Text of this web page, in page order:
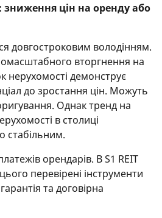
зниження цін на оренду або
довгостроковим володінням.
вторгнення на
нерухомості демонструє
до зростання цін. Можуть
Однак тренд на
в столиці
стабільним.
орендарів. В S1 REIT
перевірені інструменти
та договірна